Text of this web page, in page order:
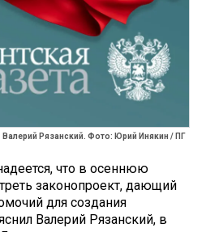
Валерий Рязанский. Фото: Юрий Инякин / ПГ
что в осеннюю
законопроект, дающий
для создания
Валерий Рязанский, в